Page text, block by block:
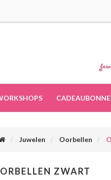
Juwelen Oorbellen
ZWART